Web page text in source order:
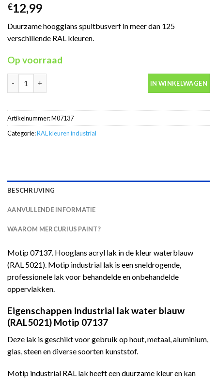
€12,99
Duurzame hoogglans spuitbusverf in meer dan 125
verschillende RAL kleuren.
Op voorraad
IN WINKELWAGEN
Artikelnummer:M07137
Categorie:RAL kleuren industrial
BESCHRIJVING
AANVULLENDE INFORMATIE
WAAROM MERCURIUS PAINT?
Motip 07137. Hooglans acryl lak in de kleur waterblauw
(RAL 5021). Motip industrial lak is een sneldrogende,
professionele lak voor behandelde en onbehandelde
oppervlakken.
Eigenschappen industrial lak water blauw
(RAL5021) Motip 07137
Deze lak is geschikt voor gebruik op hout, metaal, aluminium,
glas, steen en diverse soorten kunststof.
Motip industrial RAL lak heeft een duurzame kleur en kan